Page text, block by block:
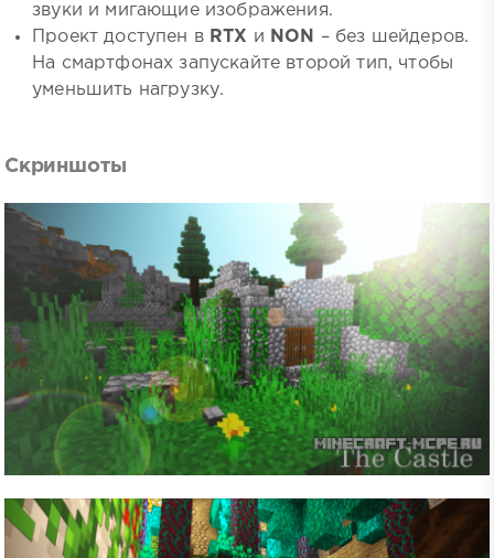
звуки и мигающие изображения.
Проект доступен в RTX и NON
– без шейдеров.
На смартфонах запускайте второй тип, чтобы
уменьшить нагрузку.
Скриншоты